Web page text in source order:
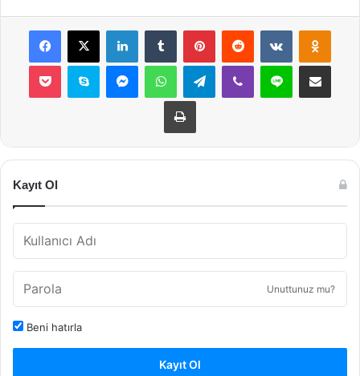
Facebook
X LinkedInTumblr PinterestReddit VKontakte
Pocket Skype MessengerWhatsAppTelegramViber Line E-Posta ile
Yazdır
Kayıt Ol
Unuttunuz mu?
Beni hatırla
Kayıt Ol